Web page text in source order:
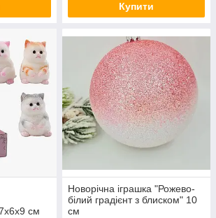
Купити
см
Новорічна іграшка "Рожево-
білий градієнт з блиском" 10
см